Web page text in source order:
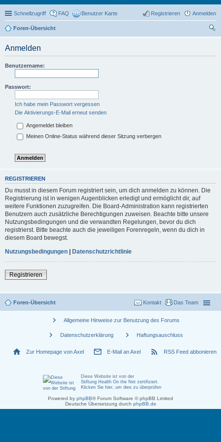
Schnellzugriff FAQ Benutzer Karte Anmelden
Registrieren
Foren-Übersicht
Anmelden
Benutzername:
Passwort:
Ich habe mein Passwort vergessen
Die Aktivierungs-E-Mail erneut senden
Angemeldet bleiben
Meinen Online-Status während dieser Sitzung verbergen
REGISTRIEREN
Du musst in diesem Forum registriert sein, um dich anmelden zu können. Die
Registrierung ist in wenigen Augenblicken erledigt und ermöglicht dir, auf
weitere Funktionen zuzugreifen. Die Board-Administration kann registrierten
Benutzern auch zusätzliche Berechtigungen zuweisen. Beachte bitte unsere
Nutzungsbedingungen und die verwandten Regelungen, bevor du dich
registrierst. Bitte beachte auch die jeweiligen Forenregeln, wenn du dich in
diesem Board bewegst.
Nutzungsbedingungen | Datenschutzrichtlinie
Registrieren
Foren-Übersicht Das Team
Kontakt
chevron_right Allgemeine Hinweise zur Benutzung des Forums
chevron_right Datenschutzerklärung chevron_right Haftungsauschluss
home Zur Homepage von Axel mail_outline E-Mail an Axel rss_feed RSS Feed abbonieren
Diese Website ist von der
Stiftung Health On the Net zertifiziert
Klicken Sie hier, um dies zu überprüfen
Powered by phpBB® Forum Software © phpBB Limited
Deutsche Übersetzung durch phpBB.de